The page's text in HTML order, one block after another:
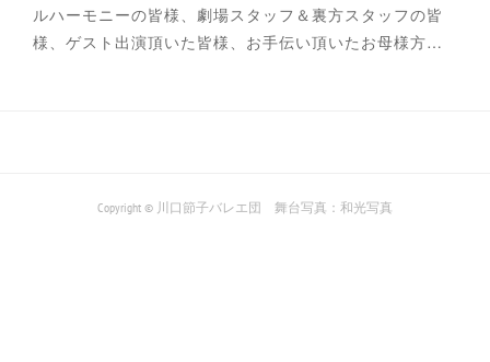
ルハーモニーの皆様、劇場スタッフ＆裏方スタッフの皆
様、ゲスト出演頂いた皆様、お手伝い頂いたお母様方…
Copyright © 川口節子バレエ団 舞台写真：和光写真